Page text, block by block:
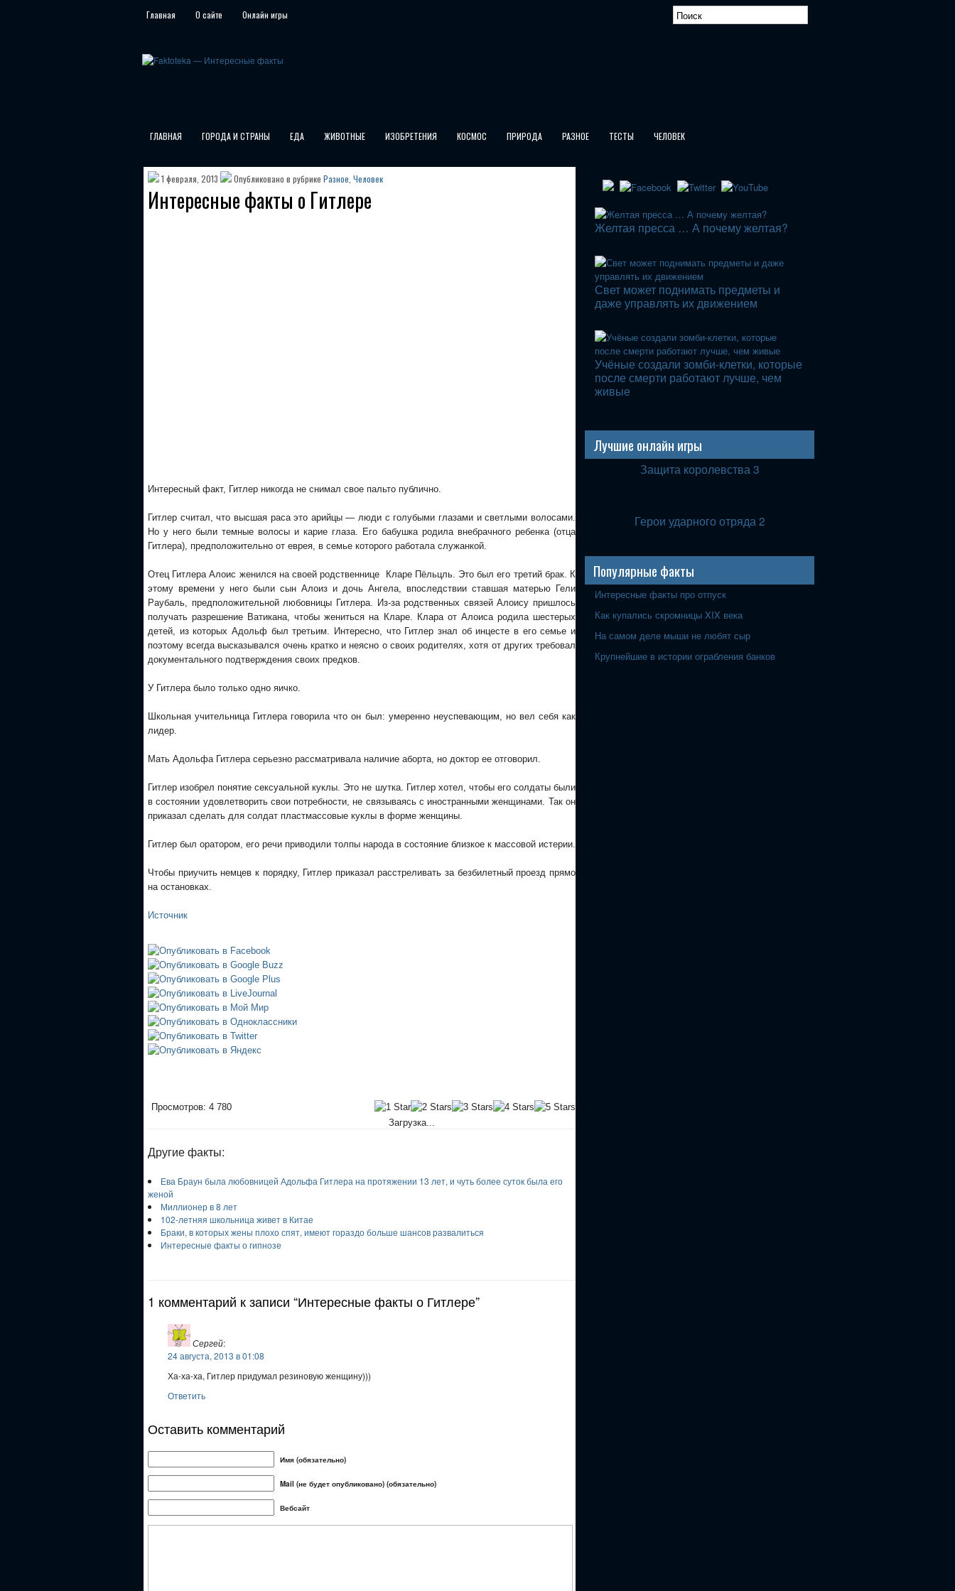
Главная О сайте Онлайн игры
ГЛАВНАЯ ГОРОДА И СТРАНЫ ЕДА ЖИВОТНЫЕ ИЗОБРЕТЕНИЯ КОСМОС ПРИРОДА РАЗНОЕ ТЕСТЫ ЧЕЛОВЕК
1 февраля, 2013 Опубликовано в рубрике Разное Человек
Интересные факты о Гитлере
Интересный факт, Гитлер никогда не снимал свое пальто публично.
Гитлер считал, что высшая раса это арийцы — люди с голубыми глазами и светлыми волосами.
Но у него были темные волосы и карие глаза. Его бабушка родила внебрачного ребенка (отца
Гитлера), предположительно от еврея, в семье которого работала служанкой.
Отец Гитлера Алоис женился на своей родственнице Кларе Пёльцль. Это был его третий брак. К
этому времени у него были сын Алоиз и дочь Ангела, впоследствии ставшая матерью Гели
Раубаль, предположительной любовницы Гитлера. Из-за родственных связей Алоису пришлось
получать разрешение Ватикана, чтобы жениться на Кларе. Клара от Алоиса родила шестерых
детей, из которых Адольф был третьим. Интересно, что Гитлер знал об инцесте в его семье и
поэтому всегда высказывался очень кратко и неясно о своих родителях, хотя от других требовал
документального подтверждения своих предков.
У Гитлера было только одно яичко.
Школьная учительница Гитлера говорила что он был: умеренно неуспевающим, но вел себя как
лидер.
Мать Адольфа Гитлера серьезно рассматривала наличие аборта, но доктор ее отговорил.
Гитлер изобрел понятие сексуальной куклы. Это не шутка. Гитлер хотел, чтобы его солдаты были
в состоянии удовлетворить свои потребности, не связываясь с иностранными женщинами. Так он
приказал сделать для солдат пластмассовые куклы в форме женщины.
Гитлер был оратором, его речи приводили толпы народа в состояние близкое к массовой истерии.
Чтобы приучить немцев к порядку, Гитлер приказал расстреливать за безбилетный проезд прямо
на остановках.
Источник
Просмотров: 4 780
Загрузка...
Другие факты:
Ева Браун была любовницей Адольфа Гитлера на протяжении 13 лет, и чуть более суток была его
женой
Миллионер в 8 лет
102-летняя школьница живет в Китае
Браки, в которых жены плохо спят, имеют гораздо больше шансов развалиться
Интересные факты о гипнозе
1 комментарий к записи “Интересные факты о Гитлере”
Сергей:
24 августа, 2013 в 01:08
Ха-ха-ха, Гитлер придумал резиновую женщину)))
Ответить
Оставить комментарий
Имя (обязательно)
Mail (не будет опубликовано) (обязательно)
Вебсайт
Желтая пресса … А почему желтая?
Свет может поднимать предметы и
даже управлять их движением
Учёные создали зомби-клетки, которые
после смерти работают лучше, чем
живые
Лучшие онлайн игры
Защита королевства 3
Герои ударного отряда 2
Популярные факты
Интересные факты про отпуск
Как купались скромницы XIX века
На самом деле мыши не любят сыр
Крупнейшие в истории ограбления банков